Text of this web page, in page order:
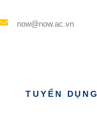
now@now.ac.vn
TUYỂN DỤNG